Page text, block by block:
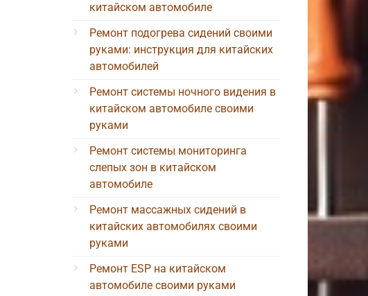
китайском автомобиле
Ремонт подогрева сидений своими
руками: инструкция для китайских
автомобилей
Ремонт системы ночного видения в
китайском автомобиле своими
руками
Ремонт системы мониторинга
слепых зон в китайском
автомобиле
Ремонт массажных сидений в
китайских автомобилях своими
руками
Ремонт ESP на китайском
автомобиле своими руками